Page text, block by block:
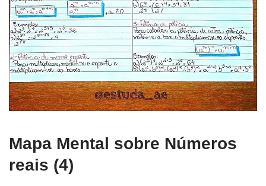
Mapa Mental sobre Números
reais (4)